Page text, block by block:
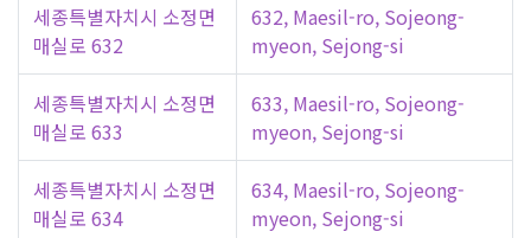
세종특별자치시 소정면
매실로 632
632, Maesil-ro, Sojeong-
myeon, Sejong-si
세종특별자치시 소정면
매실로 633
633, Maesil-ro, Sojeong-
myeon, Sejong-si
세종특별자치시 소정면
매실로 634
634, Maesil-ro, Sojeong-
myeon, Sejong-si